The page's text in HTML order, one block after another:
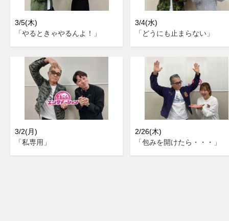
3/5(木)
「やるときゃやるんよ！」
3/4(水)
「どうにも止まらない」
3/2(月)
「私専用」
2/26(木)
「包みを開けたら・・・」